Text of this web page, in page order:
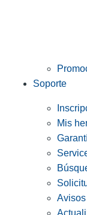
Soporte
Mis